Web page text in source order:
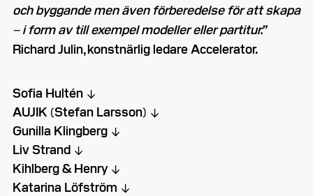
och byggande men även förberedelse för att skapa
– i form av till exempel modeller eller partitur.”
Richard Julin, konstnärlig ledare Accelerator.
Sofia Hultén
AUJIK (Stefan Larsson)
Gunilla Klingberg
Liv Strand
Kihlberg & Henry
Katarina Löfström